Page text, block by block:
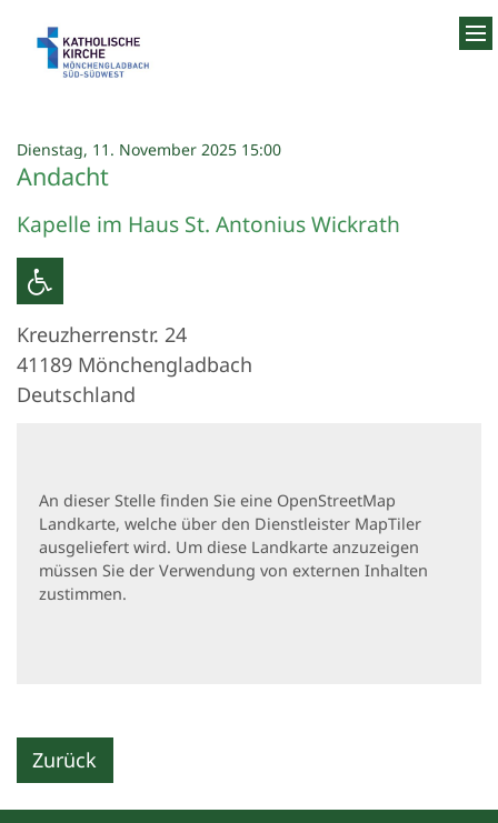
Dienstag, 11. November 2025 15:00:
Andacht
Kapelle im Haus St. Antonius Wickrath
Kreuzherrenstr. 24
41189 Mönchengladbach
Deutschland
An dieser Stelle finden Sie eine OpenStreetMap
Landkarte, welche über den Dienstleister MapTiler
ausgeliefert wird. Um diese Landkarte anzuzeigen
müssen Sie der Verwendung von externen Inhalten
zustimmen.
Zurück